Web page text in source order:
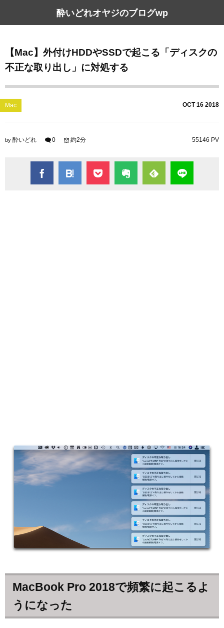
酔いどれオヤジのブログwp
【Mac】外付けHDDやSSDで起こる「ディスクの
不正な取り出し」に対処する
Mac OCT 16 2018
by 酔いどれ 0 55146 PV
約2分
MacBook Pro 2018で頻繁に起こるよ
うになった